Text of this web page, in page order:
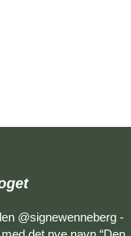
@signewenneberg -